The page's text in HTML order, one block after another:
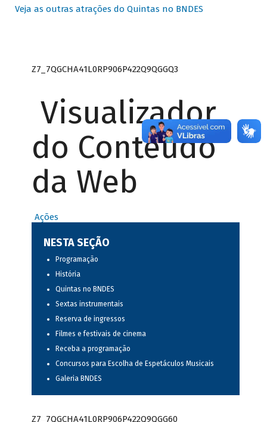
Veja as outras atrações do Quintas no BNDES
Z7_7QGCHA41L0RP906P422Q9QGGQ3
Visualizador
do Conteúdo
da Web
Ações
NESTA SEÇÃO
Programação
História
Quintas no BNDES
Sextas instrumentais
Reserva de ingressos
Filmes e festivais de cinema
Receba a programação
Concursos para Escolha de Espetáculos Musicais
Galeria BNDES
Z7_7QGCHA41L0RP906P422Q9QGG60